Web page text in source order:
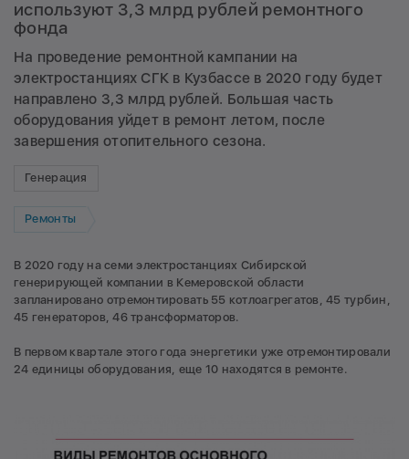
используют 3,3 млрд рублей ремонтного
фонда
На проведение ремонтной кампании на
электростанциях СГК в Кузбассе в 2020 году будет
направлено 3,3 млрд рублей. Большая часть
оборудования уйдет в ремонт летом, после
завершения отопительного сезона.
Генерация
Ремонты
В 2020 году на семи электростанциях Сибирской
генерирующей компании в Кемеровской области
запланировано отремонтировать 55 котлоагрегатов, 45 турбин,
45 генераторов, 46 трансформаторов.
В первом квартале этого года энергетики уже отремонтировали
24 единицы оборудования, еще 10 находятся в ремонте.